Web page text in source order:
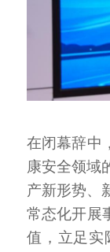
在闭幕辞中
康安全领域
产新形势、
常态化开展
值，立足实